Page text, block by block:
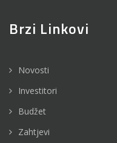
Brzi Linkovi
Novosti
Investitori
Budžet
Zahtjevi